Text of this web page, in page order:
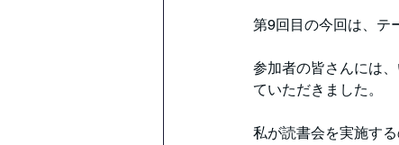
第9回目の今回は、テ
参加者の皆さんには
ていただきました。
私が読書会を実施す